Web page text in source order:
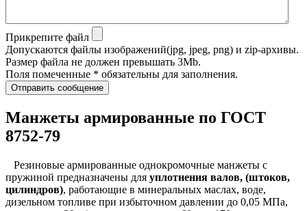
Прикрепите файл
Допускаются файлы изображений(jpg, jpeg, png) и zip-архивы.
Размер файла не должен превышать 3Mb.
Поля помеченные * обязательны для заполнения.
Отправить сообщение
Манжеты армированные по ГОСТ
8752-79
Резиновые армированные однокромочные манжеты с
пружиной предназначены для уплотнения валов, (штоков,
цилиндров), работающие в минеральных маслах, воде,
дизельном топливе при избыточном давлении до 0,05 МПа,